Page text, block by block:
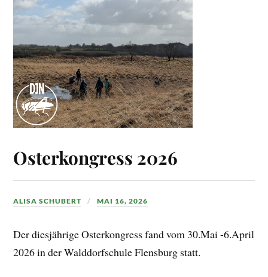
Osterkongress 2026
ALISA SCHUBERT MAI 16, 2026
Der diesjährige Osterkongress fand vom 30.Mai -6.April
2026 in der Walddorfschule Flensburg statt.